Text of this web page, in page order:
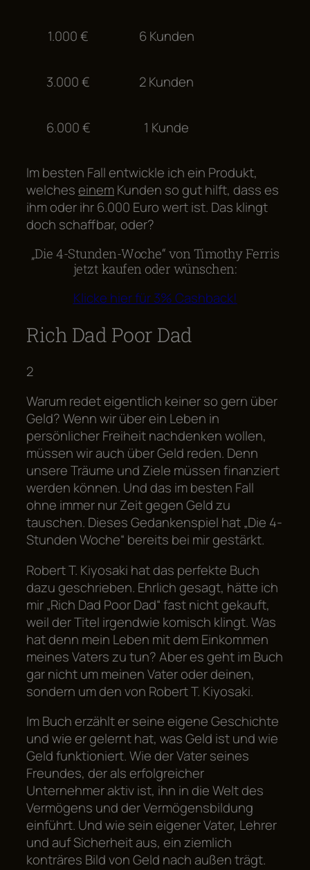
1.000 € 6 Kunden
3.000 € 2 Kunden
6.000 € 1 Kunde
Im besten Fall entwickle ich ein Produkt,
welcheseinemKunden so gut hilft, dass es
ihm oder ihr 6.000 Euro wert ist. Das klingt
doch schaffbar, oder?
„Die 4-Stunden-Woche“ von Timothy Ferris
jetzt kaufen oder wünschen:
Klicke hier für 3% Cashback!
Rich Dad Poor Dad
2
Warum redet eigentlich keiner so gern über
Geld? Wenn wir über ein Leben in
persönlicher Freiheit nachdenken wollen,
müssen wir auch über Geld reden. Denn
unsere Träume und Ziele müssen finanziert
werden können. Und das im besten Fall
ohne immer nur Zeit gegen Geld zu
tauschen. Dieses Gedankenspiel hat „Die 4-
Stunden Woche“ bereits bei mir gestärkt.
Robert T. Kiyosaki hat das perfekte Buch
dazu geschrieben. Ehrlich gesagt, hätte ich
mir „Rich Dad Poor Dad“ fast nicht gekauft,
weil der Titel irgendwie komisch klingt. Was
hat denn mein Leben mit dem Einkommen
meines Vaters zu tun? Aber es geht im Buch
gar nicht um meinen Vater oder deinen,
sondern um den von Robert T. Kiyosaki.
Im Buch erzählt er seine eigene Geschichte
und wie er gelernt hat, was Geld ist und wie
Geld funktioniert. Wie der Vater seines
Freundes, der als erfolgreicher
Unternehmer aktiv ist, ihn in die Welt des
Vermögens und der Vermögensbildung
einführt. Und wie sein eigener Vater, Lehrer
und auf Sicherheit aus, ein ziemlich
konträres Bild von Geld nach außen trägt.